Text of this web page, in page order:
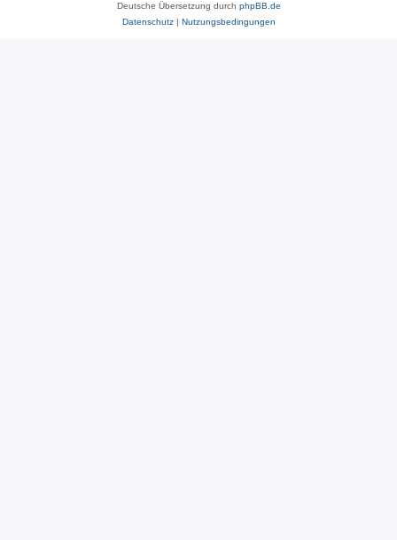
Deutsche Übersetzung durch phpBB.de
Datenschutz| Nutzungsbedingungen